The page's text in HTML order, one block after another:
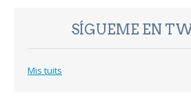
SÍGUEME EN
Mis tuits